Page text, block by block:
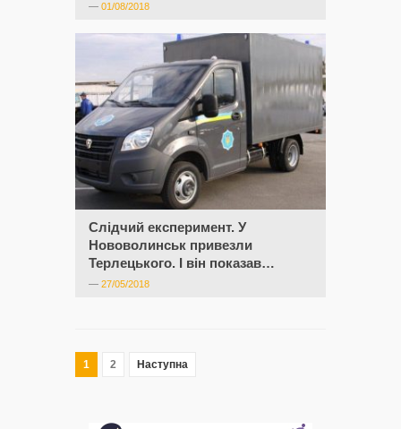
— 01/08/2018
Слідчий експеримент. У
Нововолинськ привезли
Терлецького. І він показав…
— 27/05/2018
1 2 Наступна